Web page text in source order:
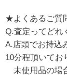
★よくあるご質
Q.査定ってどれ
A.店頭でお持込
10分程頂いてお
未使用品の場